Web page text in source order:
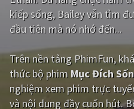
Giật gân
Viễn Tây
GameShow
kiếp sống, Bailey vẫn tìm
đầu tiên mà nó nhớ đến...
Trên nền tảng PhimFun,
thức bộ phim Mục Đích
nghiệm xem phim trực
và nội dung đầy cuốn hút.